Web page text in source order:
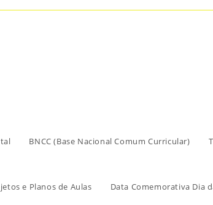
BNCC (Base Nacional Comum Curricular)
e Planos de Aulas Data Comemorativa Dia